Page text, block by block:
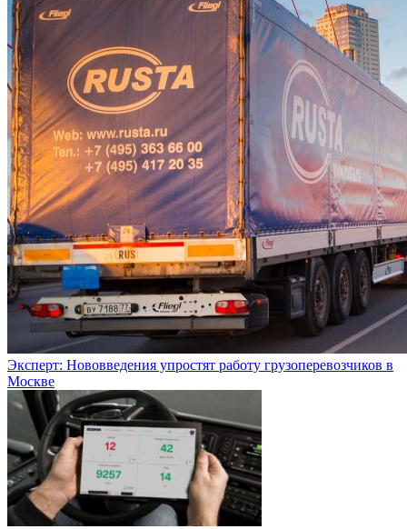
Эксперт: Нововведения упростят работу грузоперевозчиков в
Москве